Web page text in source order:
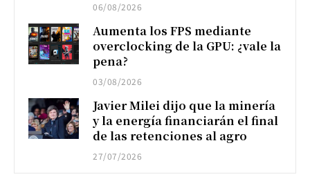
06/08/2026
Aumenta los FPS mediante
overclocking de la GPU: ¿vale la
pena?
03/08/2026
Javier Milei dijo que la minería
y la energía financiarán el final
de las retenciones al agro
27/07/2026